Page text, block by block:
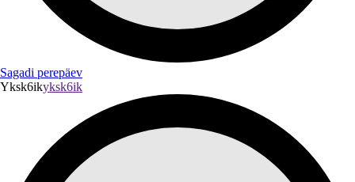
Sagadi perepäev
Yksk6ikyksk6ik